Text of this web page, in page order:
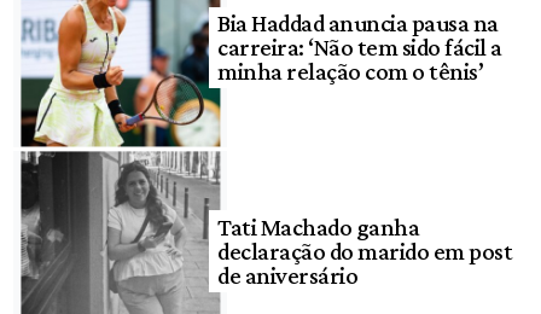
Bia Haddad anuncia pausa na
carreira: ‘Não tem sido fácil a
minha relação com o tênis’
Tati Machado ganha
declaração do marido em post
de aniversário